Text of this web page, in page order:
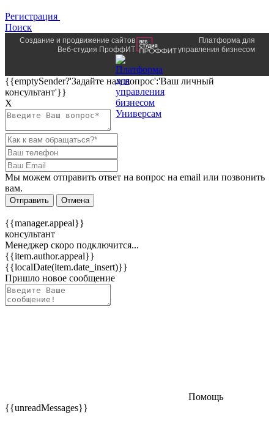
Регистрация
Поиск
Создание и продвижение сайтов
Веб-студия ПроффИТ
Платформа для
управления бизнесом
{{emptySender?'Задайте нам вопрос':'Ваш личный
консультант'}}
Х
Мы можем отправить ответ на вопрос на email или позвонить
вам.
Отправить Отмена
{{manager.appeal}}
консультант
Менеджер скоро подключится...
{{item.author.appeal}}
{{localDate(item.date_insert)}}
Пришло новое сообщение
Помощь
{{unreadMessages}}